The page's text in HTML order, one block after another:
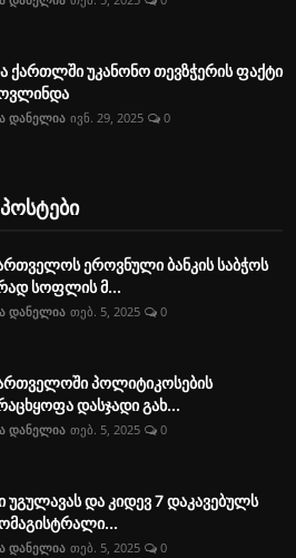
ქართლში უკანონო თევზჭერის ფაქტი
დანელია ივნ. 29, 2025 0
ეროვნული ბანკის საბჭოს
სოფლის მ...
დანელია თებ. 5, 2025 0
პოლიტიკოსების
დასჯადი გახ...
დანელია თებ. 5, 2025 0
უგულავას და კიდევ 7 დაკავებულს
დანელია თებ. 5, 2025 0